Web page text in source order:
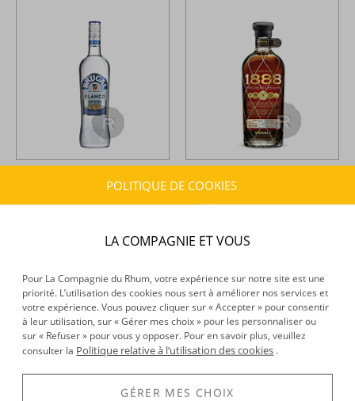
Supremo - 70cl - 40°
+
1888 - 8+6 - 70cl - 40°
47,98 €
POLITIQUE DE COOKIES
LA COMPAGNIE ET VOUS
Pour La Compagnie du Rhum, votre expérience sur notre site est une
priorité. L’utilisation des cookies nous sert à améliorer nos services et
votre expérience. Vous pouvez cliquer sur « Accepter » pour consentir
à leur utilisation, sur « Gérer mes choix » pour les personnaliser ou
sur « Refuser » pour vous y opposer. Pour en savoir plus, veuillez
consulter la Politique relative à l’utilisation des cookies .
GÉRER MES CHOIX